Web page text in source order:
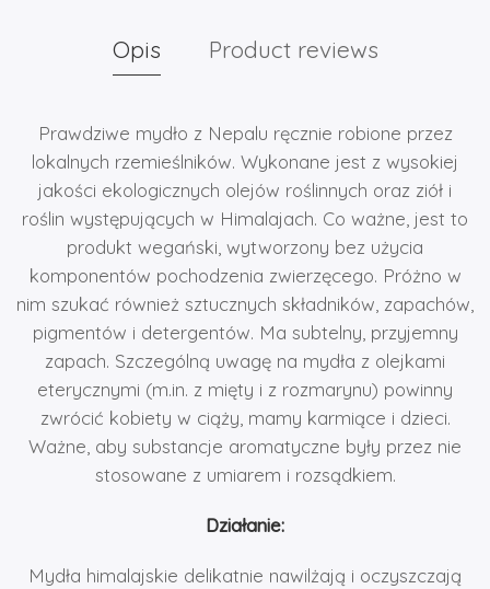
Opis Product reviews
Prawdziwe mydło z Nepalu ręcznie robione przez
lokalnych rzemieślników. Wykonane jest z wysokiej
jakości ekologicznych olejów roślinnych oraz ziół i
roślin występujących w Himalajach. Co ważne, jest to
produkt wegański, wytworzony bez użycia
komponentów pochodzenia zwierzęcego. Próżno w
nim szukać również sztucznych składników, zapachów,
pigmentów i detergentów. Ma subtelny, przyjemny
zapach. Szczególną uwagę na mydła z olejkami
eterycznymi (m.in. z mięty i z rozmarynu) powinny
zwrócić kobiety w ciąży, mamy karmiące i dzieci.
Ważne, aby substancje aromatyczne były przez nie
stosowane z umiarem i rozsądkiem.
Działanie:
Mydła himalajskie delikatnie nawilżają i oczyszczają